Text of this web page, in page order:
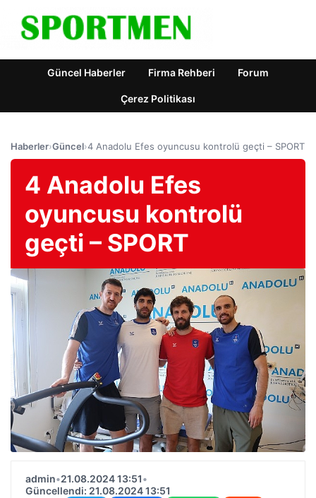
Güncel Haberler Firma Rehberi Forum
Çerez Politikası
Haberler›Güncel›4 Anadolu Efes oyuncusu kontrolü geçti – SPORT
4 Anadolu Efes
oyuncusu kontrolü
geçti – SPORT
admin•21.08.2024 13:51•
Güncellendi: 21.08.2024 13:51